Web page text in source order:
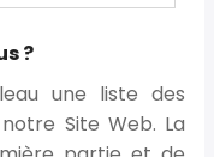
?
une liste des
Site Web. La